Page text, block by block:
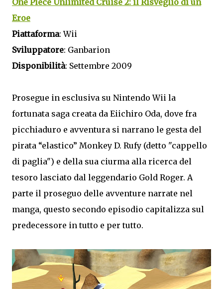
One Piece Unlimited Cruise 2: il Risveglio di un
Eroe
Piattaforma: Wii
Sviluppatore: Ganbarion
Disponibilità: Settembre 2009
Prosegue in esclusiva su Nintendo Wii la
fortunata saga creata da Eiichiro Oda, dove fra
picchiaduro e avventura si narrano le gesta del
pirata “elastico” Monkey D. Rufy (detto "cappello
di paglia") e della sua ciurma alla ricerca del
tesoro lasciato dal leggendario Gold Roger. A
parte il proseguo delle avventure narrate nel
manga, questo secondo episodio capitalizza sul
predecessore in tutto e per tutto.